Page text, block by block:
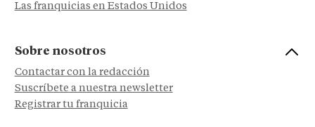
Las franquicias en Estados Unidos
Sobre nosotros
Contactar con la redacción
Suscríbete a nuestra newsletter
Registrar tu franquicia